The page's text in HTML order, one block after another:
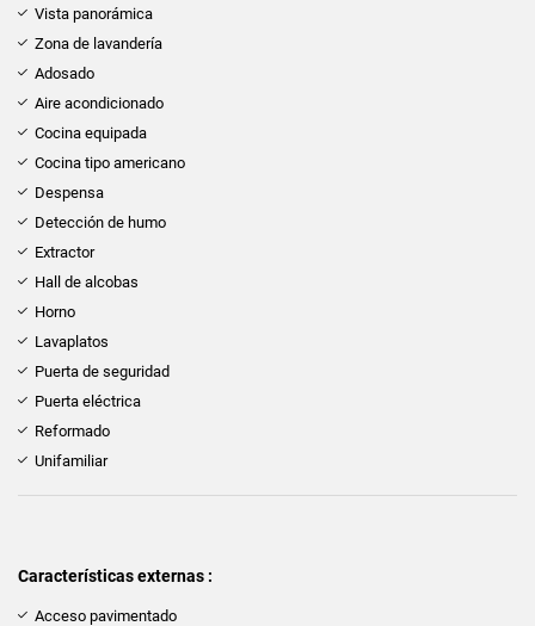
Vista panorámica
Zona de lavandería
Adosado
Aire acondicionado
Cocina equipada
Cocina tipo americano
Despensa
Detección de humo
Extractor
Hall de alcobas
Horno
Lavaplatos
Puerta de seguridad
Puerta eléctrica
Reformado
Unifamiliar
Características externas :
Acceso pavimentado